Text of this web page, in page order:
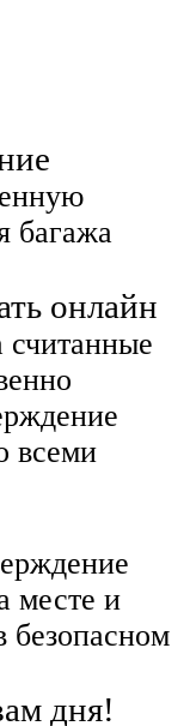
багажа
онлайн
считанные
всеми
месте и
безопасном
дня!